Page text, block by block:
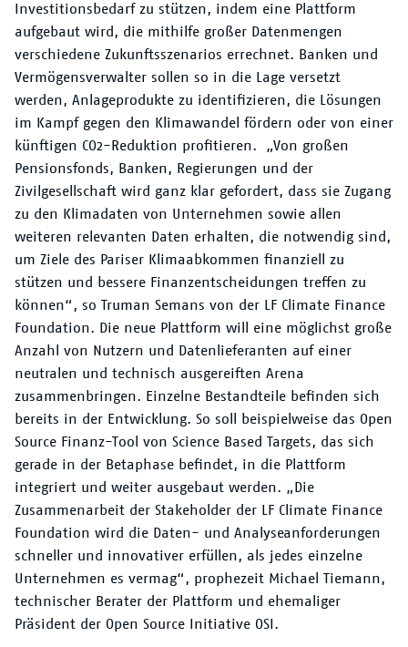
Investitionsbedarf zu stützen, indem eine Plattform
aufgebaut wird, die mithilfe großer Datenmengen
verschiedene Zukunftsszenarios errechnet. Banken und
Vermögensverwalter sollen so in die Lage versetzt
werden, Anlageprodukte zu identifizieren, die Lösungen
im Kampf gegen den Klimawandel fördern oder von einer
künftigen CO2-Reduktion profitieren. „Von großen
Pensionsfonds, Banken, Regierungen und der
Zivilgesellschaft wird ganz klar gefordert, dass sie Zugang
zu den Klimadaten von Unternehmen sowie allen
weiteren relevanten Daten erhalten, die notwendig sind,
um Ziele des Pariser Klimaabkommen finanziell zu
stützen und bessere Finanzentscheidungen treffen zu
können“, so Truman Semans von der LF Climate Finance
Foundation. Die neue Plattform will eine möglichst große
Anzahl von Nutzern und Datenlieferanten auf einer
neutralen und technisch ausgereiften Arena
zusammenbringen. Einzelne Bestandteile befinden sich
bereits in der Entwicklung. So soll beispielweise das Open
Source Finanz-Tool von Science Based Targets, das sich
gerade in der Betaphase befindet, in die Plattform
integriert und weiter ausgebaut werden. „Die
Zusammenarbeit der Stakeholder der LF Climate Finance
Foundation wird die Daten- und Analyseanforderungen
schneller und innovativer erfüllen, als jedes einzelne
Unternehmen es vermag“, prophezeit Michael Tiemann,
technischer Berater der Plattform und ehemaliger
Präsident der Open Source Initiative OSI.